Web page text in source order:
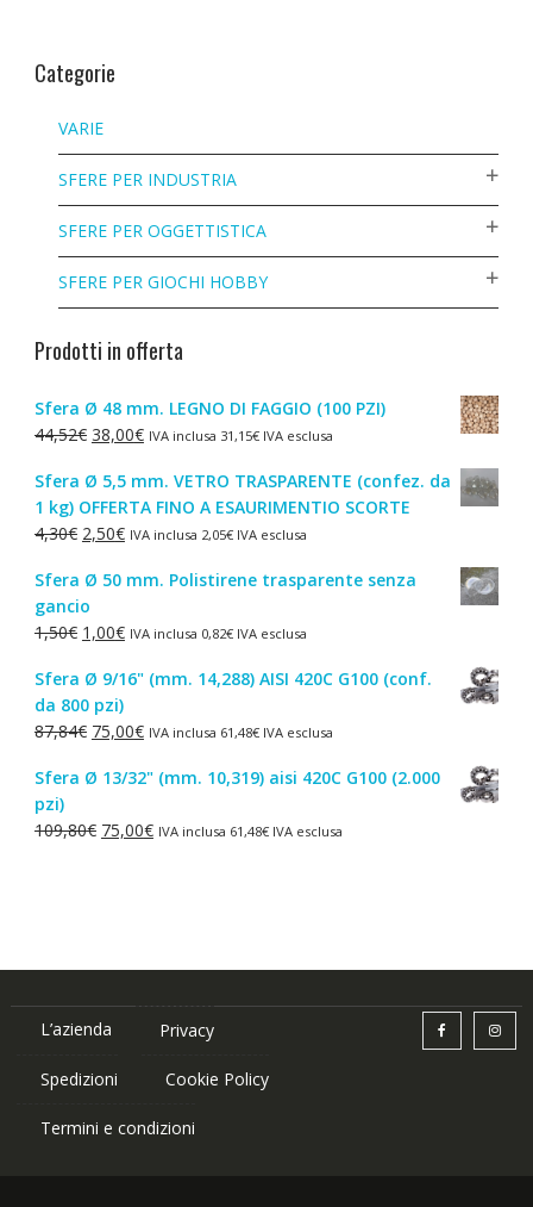
Categorie
VARIE
SFERE PER INDUSTRIA
SFERE PER OGGETTISTICA
SFERE PER GIOCHI HOBBY
Prodotti in offerta
Sfera Ø 48 mm. LEGNO DI FAGGIO (100 PZI)
44,52€ Il
originale
era:
44,52€.
38,00€Il
attuale
è:
38,00€.
IVA inclusa 31,15€IVA esclusa
Sfera Ø 5,5 mm. VETRO TRASPARENTE (confez. da
1 kg) OFFERTA FINO A ESAURIMENTIO SCORTE
4,30€ Il
originale
era:
4,30€.
2,50€Il
attuale
2,50€.
IVA inclusa 2,05€IVA esclusa
Sfera Ø 50 mm. Polistirene trasparente senza
gancio
1,50€ Il
originale
era:
1,50€.
1,00€Il
attuale
è:
1,00€.
IVA inclusa 0,82€IVA esclusa
Sfera Ø 9/16" (mm. 14,288) AISI 420C G100 (conf.
da 800 pzi)
87,84€ Il
originale
87,84€.
75,00€Il
attuale
75,00€.
IVA inclusa 61,48€IVA esclusa
Sfera Ø 13/32" (mm. 10,319) aisi 420C G100 (2.000
pzi)
109,80€ Il
75,00€IlIVA inclusa 61,48€IVA esclusa
L’azienda Privacy
Spedizioni Cookie Policy
Termini e condizioni